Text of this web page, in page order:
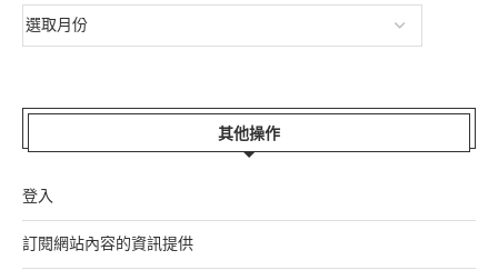
其他操作
登入
訂閱網站內容的資訊提供